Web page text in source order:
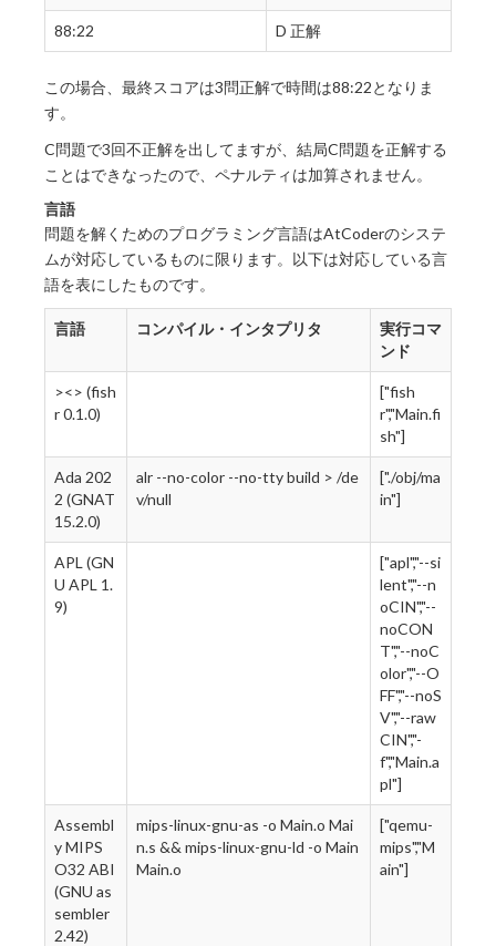
88:22 D 正解
この場合、最終スコアは3問正解で時間は88:22となりま
す。
C問題で3回不正解を出してますが、結局C問題を正解する
ことはできなったので、ペナルティは加算されません。
言語
問題を解くためのプログラミング言語はAtCoderのシステ
ムが対応しているものに限ります。以下は対応している言
語を表にしたものです。
言語 コンパイル・インタプリタ
実行コマ
ンド
><> (fish
r 0.1.0)
["fish
r","Main.fi
sh"]
Ada 202
2 (GNAT
15.2.0)
alr --no-color --no-tty build > /de
v/null
["./obj/ma
in"]
APL (GN
U APL 1.
9)
["apl","--si
lent","--n
oCIN","--
noCON
T","--noC
olor","--O
FF","--noS
V","--raw
CIN","-
f","Main.a
pl"]
Assembl
y MIPS
O32 ABI
(GNU as
sembler
2.42)
mips-linux-gnu-as -o Main.o Mai
n.s && mips-linux-gnu-ld -o Main
Main.o
["qemu-
mips","M
ain"]